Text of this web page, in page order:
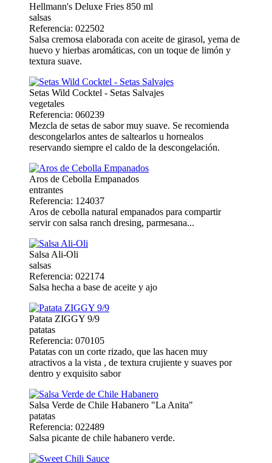
Hellmann's Deluxe Fries 850 ml
salsas
Referencia: 022502
Salsa cremosa elaborada con aceite de girasol, yema de
huevo y hierbas aromáticas, con un toque de limón y
textura suave.
Setas Wild Cocktel - Setas Salvajes
vegetales
Referencia: 060239
Mezcla de setas de sabor muy suave. Se recomienda
descongelarlos antes de saltearlos u hornealos
reservando siempre el caldo de la descongelación.
Aros de Cebolla Empanados
entrantes
Referencia: 124037
Aros de cebolla natural empanados para compartir
servir con salsa ranch dresing, parmesana...
Salsa Ali-Oli
salsas
Referencia: 022174
Salsa hecha a base de aceite y ajo
Patata ZIGGY 9/9
patatas
Referencia: 070105
Patatas con un corte rizado, que las hacen muy
atractivos a la vista , de textura crujiente y suaves por
dentro y exquisito sabor
Salsa Verde de Chile Habanero "La Anita"
patatas
Referencia: 022489
Salsa picante de chile habanero verde.